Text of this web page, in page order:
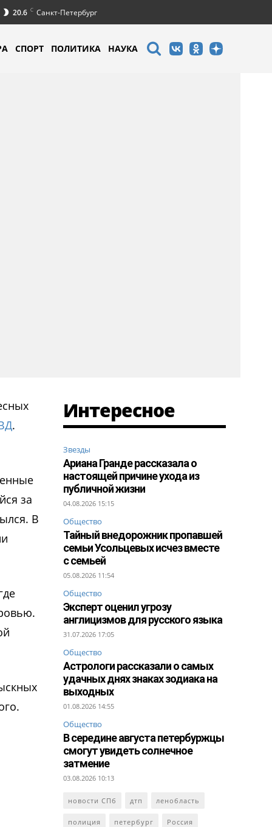
20.6 C Санкт-Петербург
СПОРТ ПОЛИТИКА НАУКА
.
за
В
Интересное
Звезды
Ариана Гранде рассказала о
настоящей причине ухода из
публичной жизни
04.08.2026 15:15
Общество
Тайный внедорожник пропавшей
семьи Усольцевых исчез вместе
с семьей
05.08.2026 11:54
Общество
Эксперт оценил угрозу
англицизмов для русского языка
31.07.2026 17:05
Общество
Астрологи рассказали о самых
удачных днях знаках зодиака на
выходных
01.08.2026 14:55
Общество
В середине августа петербуржцы
смогут увидеть солнечное
затмение
03.08.2026 10:13
новости СПб дтп ленобласть
полиция петербург Россия